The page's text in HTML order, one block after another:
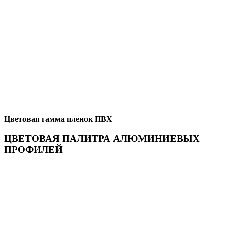
Цветовая гамма пленок ПВХ
ЦВЕТОВАЯ ПАЛИТРА АЛЮМИНИЕВЫХ
ПРОФИЛЕЙ